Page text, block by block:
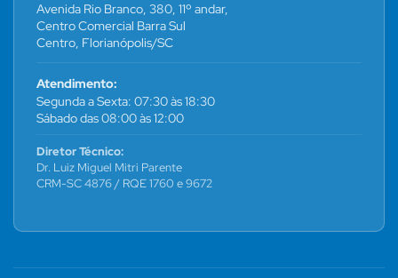
Avenida Rio Branco, 380, 11º andar,
Centro Comercial Barra Sul
Centro, Florianópolis/SC
Atendimento:
Segunda a Sexta: 07:30 às 18:30
Sábado das 08:00 às 12:00
Diretor Técnico:
Dr. Luiz Miguel Mitri Parente
CRM-SC 4876 / RQE 1760 e 9672